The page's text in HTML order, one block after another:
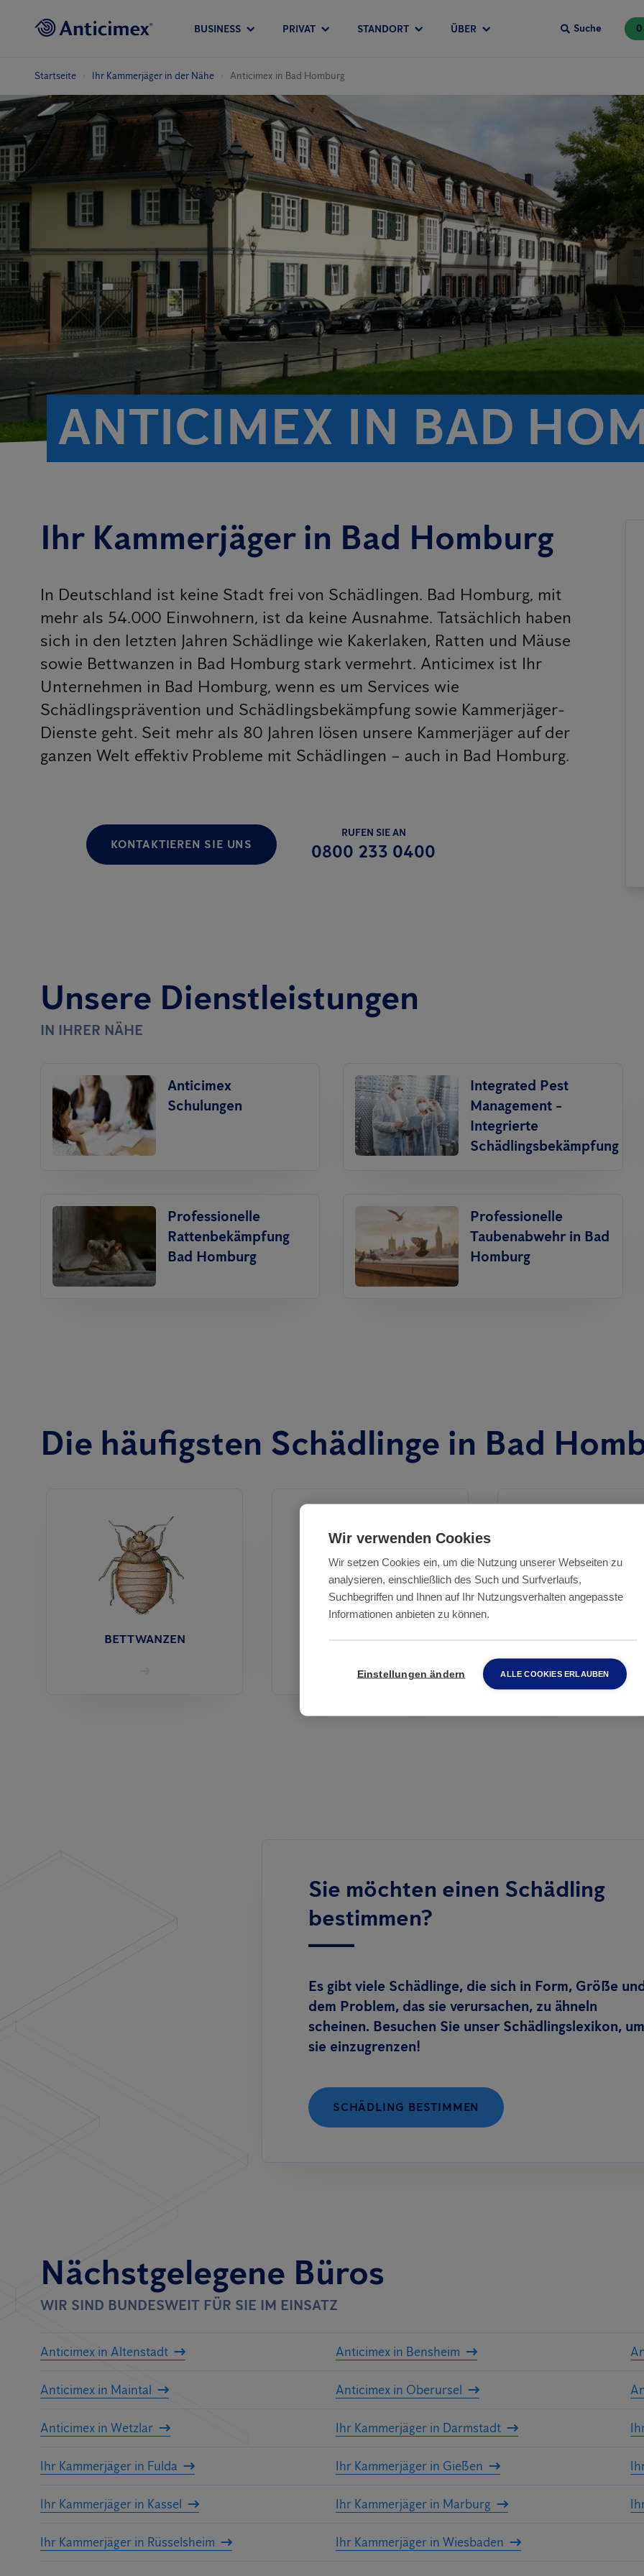
BUSINESS PRIVAT STANDORT ÜBER Suche
Startseite Ihr Kammerjäger in der Nähe Anticimex in Bad Homburg
ANTICIMEX IN BAD
Ihr Kammerjäger in Bad Homburg
In Deutschland ist keine Stadt frei von Schädlingen. Bad Homburg, mit
mehr als 54.000 Einwohnern, ist da keine Ausnahme. Tatsächlich haben
sich in den letzten Jahren Schädlinge wie Kakerlaken, Ratten und Mäuse
sowie Bettwanzen in Bad Homburg stark vermehrt. Anticimex ist Ihr
Unternehmen in Bad Homburg, wenn es um Services wie
Schädlingsprävention und Schädlingsbekämpfung sowie Kammerjäger-
Dienste geht. Seit mehr als 80 Jahren lösen unsere Kammerjäger auf der
ganzen Welt effektiv Probleme mit Schädlingen – auch in Bad Homburg.
KONTAKTIEREN SIE UNS
RUFEN SIE AN
0800 233 0400
Unsere Dienstleistungen
IN IHRER NÄHE
Anticimex
Schulungen
Integrated Pest
Management -
Integrierte
Schädlingsbekämpfung
Professionelle
Ratten­bekämpfung
Bad Homburg
Professionelle
Taubenabwehr in Bad
Homburg
Die häufigsten Schädlinge in Bad
BETTWANZEN RATTEN (RATTUS) MÄUSE
Sie möchten einen Schädling
bestimmen?
Es gibt viele Schädlinge, die sich in Form, Größe
dem Problem, das sie verursachen, zu ähneln
scheinen. Besuchen Sie unser Schädlingslexikon, um
sie einzugrenzen!
SCHÄDLING BESTIMMEN
Nächstgelegene Büros
WIR SIND BUNDESWEIT FÜR SIE IM EINSATZ
Anticimex in Altenstadt Anticimex in Bensheim
Anticimex in Maintal Anticimex in Oberursel
Anticimex in Wetzlar Ihr Kammerjäger in Darmstadt
Ihr Kammerjäger in Fulda Ihr Kammerjäger in Gießen
Ihr Kammerjäger in Kassel Ihr Kammerjäger in Marburg
Ihr Kammerjäger in Rüsselsheim Ihr Kammerjäger in Wiesbaden
Wir verwenden Cookies
Wir setzen Cookies ein, um die Nutzung unserer Webseiten zu
analysieren, einschließlich des Such und Surfverlaufs,
Suchbegriffen und Ihnen auf Ihr Nutzungsverhalten angepasste
Informationen anbieten zu können.
Einstellungen ändern ALLE COOKIES ERLAUBEN